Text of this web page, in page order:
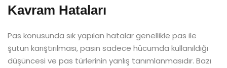
Kavram Hataları
Pas konusunda sık yapılan hatalar genellikle pas ile
şutun karıştırılması, pasın sadece hücumda kullanıldığı
düşüncesi ve pas türlerinin yanlış tanımlanmasıdır. Bazı